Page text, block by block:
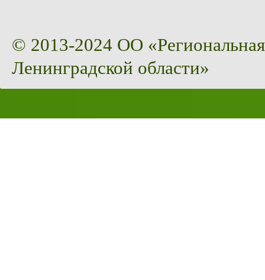
© 2013-2024 ОО
Ленинградской области»